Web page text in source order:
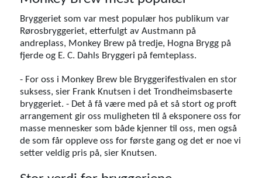
Bryggeriet som var mest populær hos publikum var
Rørosbryggeriet, etterfulgt av Austmann på
andreplass, Monkey Brew på tredje, Hogna Brygg på
fjerde og E. C. Dahls Bryggeri på femteplass.
- For oss i Monkey Brew ble Bryggerifestivalen en stor
suksess, sier Frank Knutsen i det Trondheimsbaserte
bryggeriet. - Det å få være med på et så stort og proft
arrangement gir oss muligheten til å eksponere oss for
masse mennesker som både kjenner til oss, men også
de som får oppleve oss for første gang og det er noe vi
setter veldig pris på, sier Knutsen.